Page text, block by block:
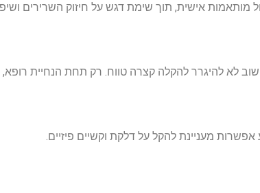
מותאמות אישית, תוך שימת דגש על חיזוק השרירים
לא להיגרר להקלה קצרה טווח. רק תחת הנחיית רופא,
מעניינת להקל על דלקת וקשיים פיזיים.